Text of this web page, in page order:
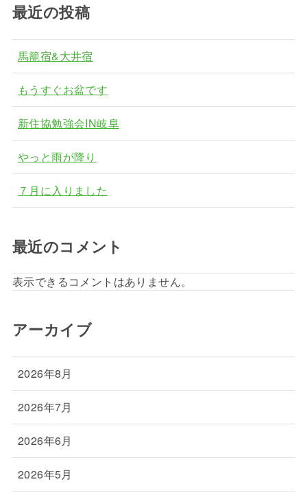
最近の投稿
馬籠宿&大井宿
もうすぐお盆です
新住協勉強会IN岐阜
やっと雨が降り
７月に入りました
最近のコメント
表示できるコメントはありません。
アーカイブ
2026年8月
2026年7月
2026年6月
2026年5月